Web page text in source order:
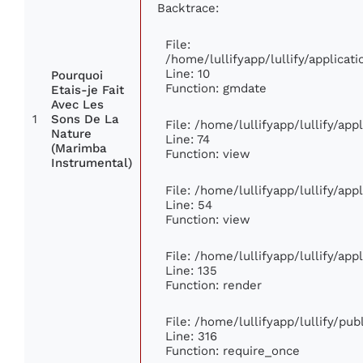
1
Pourquoi
Etais-je Fait
Avec Les
Sons De La
Nature
(Marimba
Instrumental)
Backtrace:
File:
/home/lullifyapp/lullify/
Line: 10
Function: gmdate
File: /home/lullifyapp/lullify/
Line: 74
Function: view
File: /home/lullifyapp/lullify/
Line: 54
Function: view
File: /home/lullifyapp/lullify/
Line: 135
Function: render
File: /home/lullifyapp/lullify/
Line: 316
Function: require_once